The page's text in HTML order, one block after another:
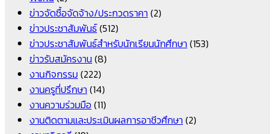
ข่าวจัดซื้อจัดจ้าง/ประกวดราคา (2)
ข่าวประชาสัมพันธ์(512)
ข่าวประชาสัมพันธ์สำหรับนักเรียนนักศึกษา (153)
ข่าวรับสมัครงาน (8)
งานกิจกรรม (222)
งานครูที่ปรึกษา (14)
งานความร่วมมือ (11)
งานติดตามและประเมินผลการอาชีวศึกษา (2)